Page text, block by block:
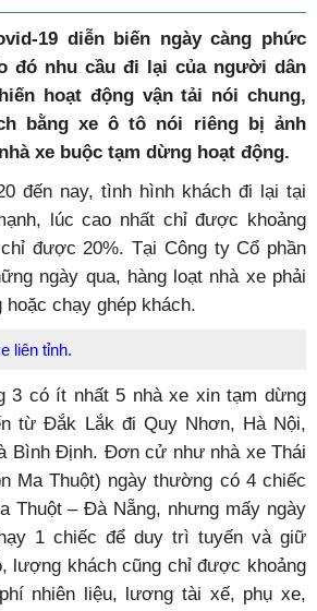
19 diễn biến ngày càng phức
đó nhu cầu đi lại của người dân
hoạt động vận tải nói chung,
bằng xe ô tô nói riêng bị ảnh
xe buộc tạm dừng hoạt động.
đến nay, tình hình khách đi lại tại
lúc cao nhất chỉ được khoảng
được 20%. Tại Công ty Cổ phần
ngày qua, hàng loạt nhà xe phải
hoặc chạy ghép khách.
liên tỉnh.
3 có ít nhất 5 nhà xe xin tạm dừng
từ Đắk Lắk đi Quy Nhơn, Hà Nội,
Bình Định. Đơn cử như nhà xe Thái
Ma Thuột) ngày thường có 4 chiếc
Thuột – Đà Nẵng, nhưng mấy ngày
1 chiếc để duy trì tuyến và giữ
lượng khách cũng chỉ được khoảng
nhiên liệu, lương tài xế, phụ xe,